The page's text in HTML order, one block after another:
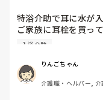
特浴介助で耳に水が
ご家族に耳栓を買っ
どう思われますか？
思ったのですがパー
また洗髪後どうやら
て欲しいと言われて
入浴介助
りんごちゃん
介護職・ヘルパー,